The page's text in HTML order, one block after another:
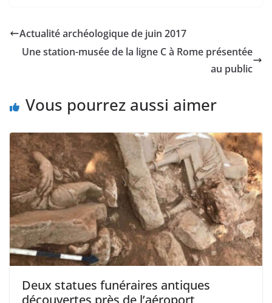
Actualité archéologique de juin 2017
Une station-musée de la ligne C à Rome présentée
au public
Vous pourrez aussi aimer
Deux statues funéraires antiques
découvertes près de l’aéroport